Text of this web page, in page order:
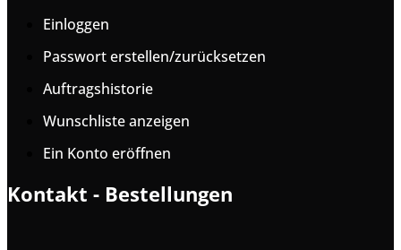
Einloggen
Passwort erstellen/zurücksetzen
Auftragshistorie
Wunschliste anzeigen
Ein Konto eröffnen
Kontakt - Bestellungen